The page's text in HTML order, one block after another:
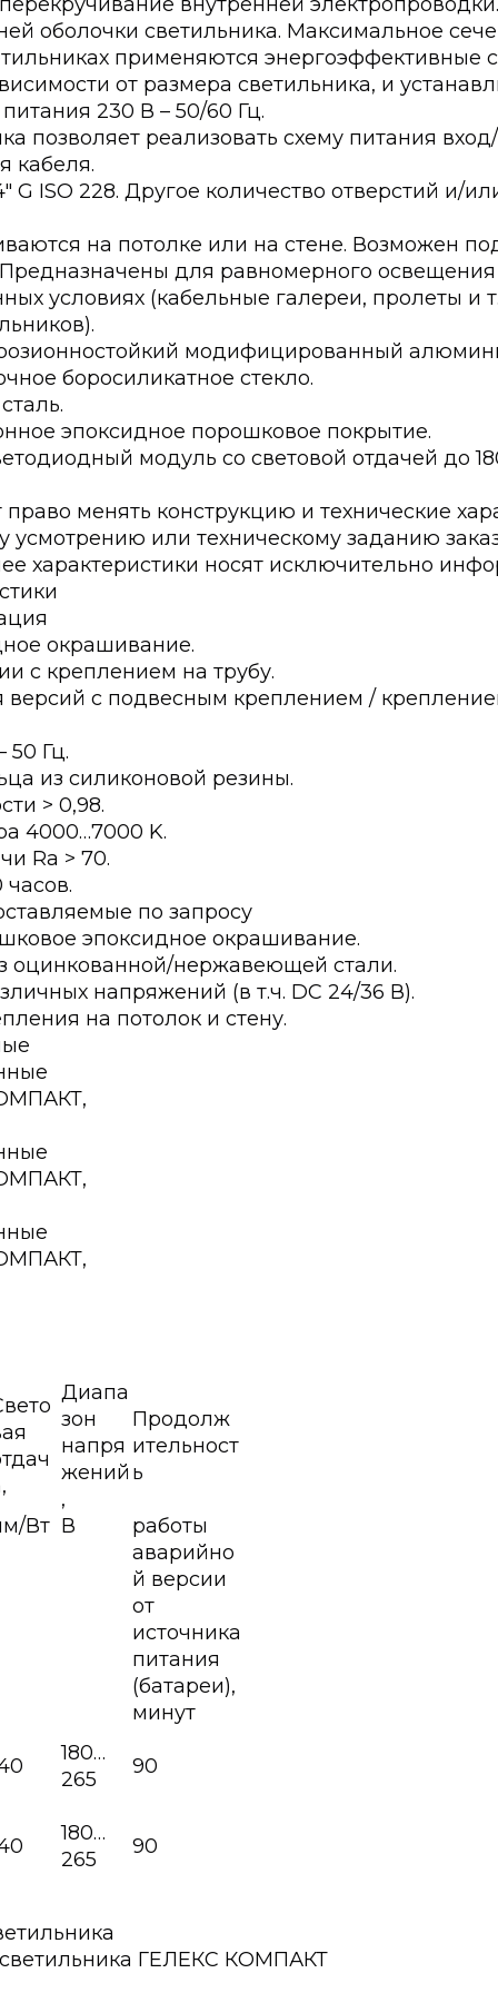
оболочки светильника. Макcимальное
применяются энергоэффективные
от размера светильника, и
230 В – 50/60 Гц.
позволяет реализовать схему питания
кабеля.
G ISO 228. Другое количество отверстий и/
на потолке или на стене. Возможен
для равномерного
условиях (кабельные галереи, пролеты и
модифицированный
боросиликатное стекло.
эпоксидное порошковое покрытие.
модуль со световой отдачей до
менять конструкцию и технические
усмотрению или техническому заданию
характеристики носят исключительно
окрашивание.
с креплением на трубу.
версий с подвесным креплением /
50 Гц.
из силиконовой резины.
> 0,98.
4000…7000 K.
Ra > 70.
по запросу
эпоксидное окрашивание.
оцинкованной/нержавеющей стали.
напряжений (в т.ч. DC 24/36 В).
на потолок и стену.
Диапа
зон
напря
жений
,
Продолж
ительност
ь
Вт В
работы
аварийно
й версии
от
источника
питания
(батареи),
минут
180…
265
90
180…
265
90